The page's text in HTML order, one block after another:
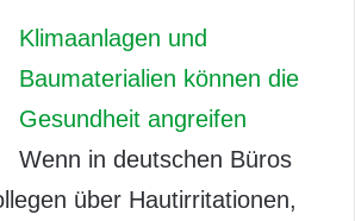
Klimaanlagen und
Baumaterialien können die
Gesundheit angreifen
Wenn in deutschen Büros
über Hautirritationen,